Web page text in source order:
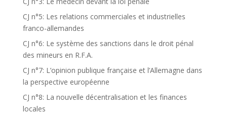
CJ n°5: Les relations commerciales et industrielles
franco-allemandes
CJ n°6: Le système des sanctions dans le droit pénal
des mineurs en R.F.A.
CJ n°7: L’opinion publique française et l’Allemagne dans
la perspective européenne
CJ n°8: La nouvelle décentralisation et les finances
locales